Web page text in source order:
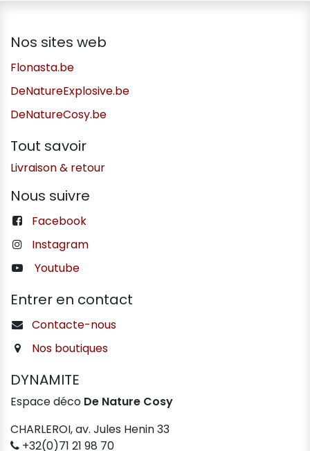
Nos sites web
Flonasta.be
DeNatureExplosive.be
DeNatureCosy.be
Tout savoir
Livraison & retour
Nous suivre
Facebook
Instagram
Youtube
Entrer en contact
Contacte-nous
Nos boutiques
DYNAMITE
Espace déco De Nature Cosy
CHARLEROI, av. Jules Henin 33
+32(0)71 21 98 70